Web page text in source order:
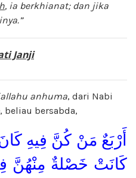
, ia berkhianat; dan jika
Janji
anhuma, dari Nabi
, beliau bersabda,
أَرْبَعٌ مَنْ كُنَّ فِيهِ
كَانَتْ خَصْلةٌ مِنْهُنَّ